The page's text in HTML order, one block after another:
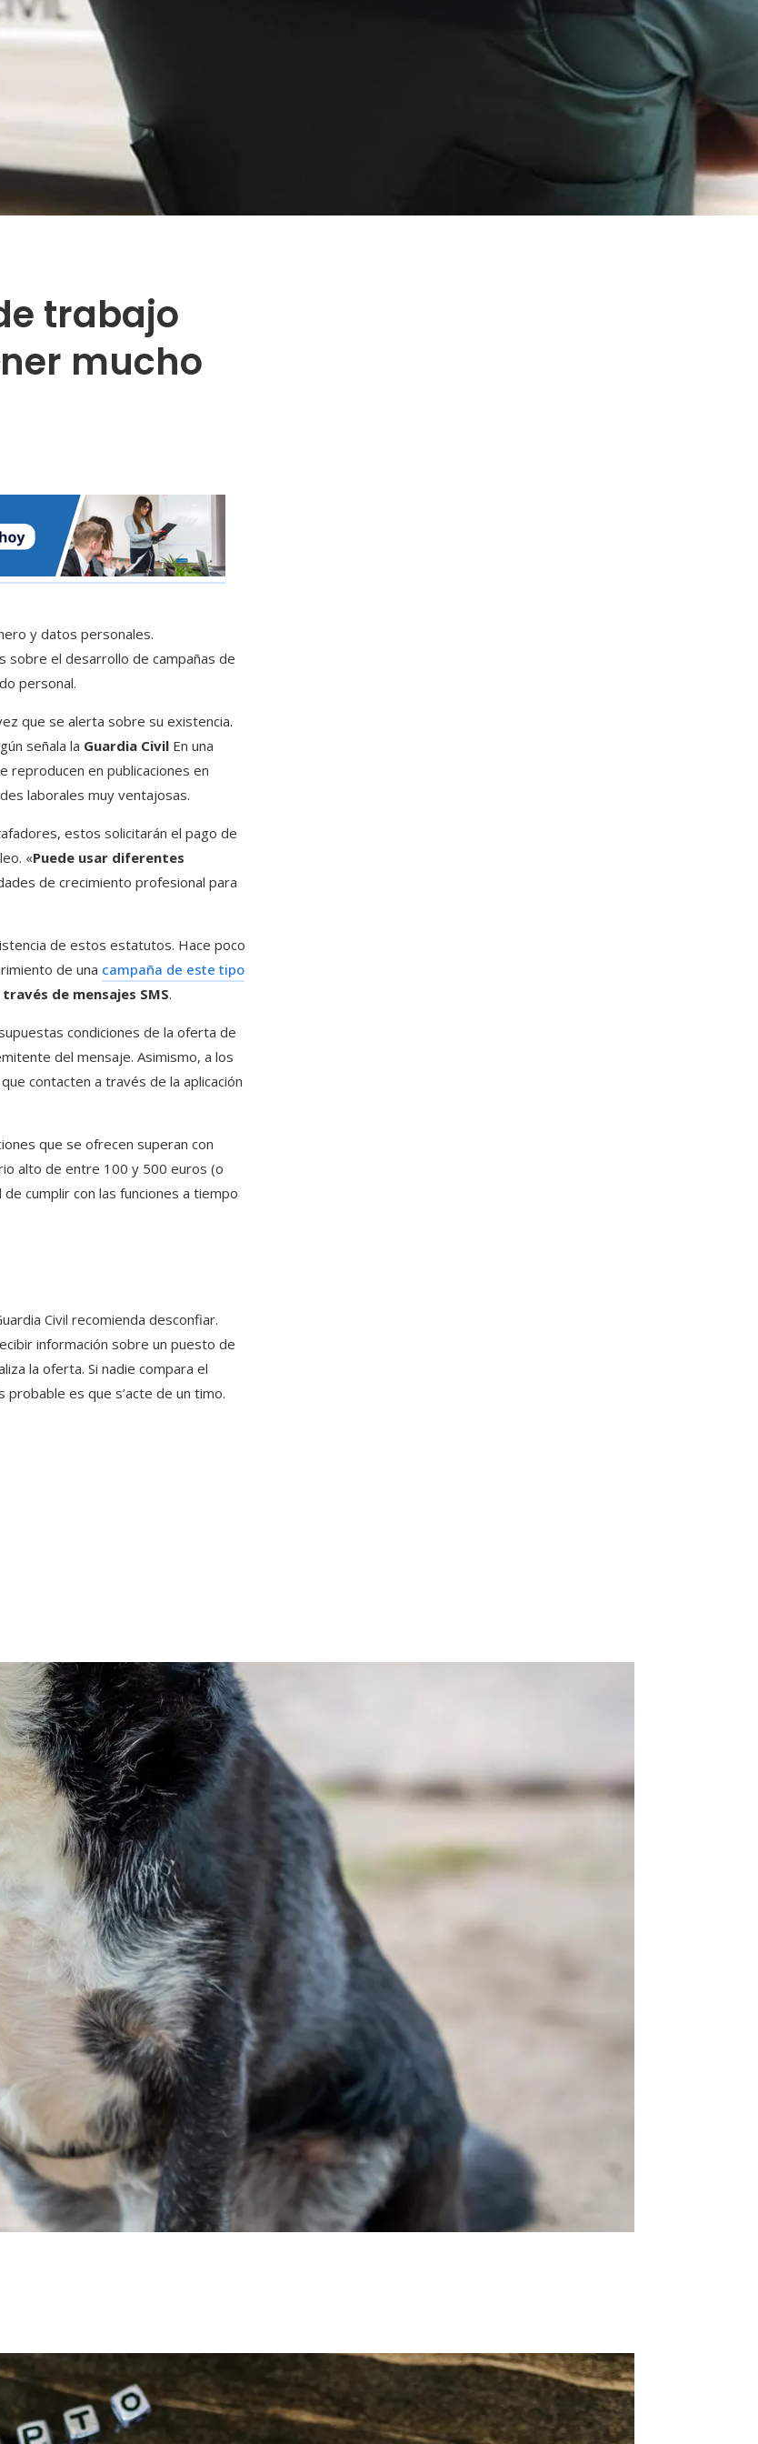
trabajo
mucho
y datos personales.
sobre el desarrollo de campañas de
personal.
que se alerta sobre su existencia.
señala la Guardia Civil En una
reproducen en publicaciones en
laborales muy ventajosas.
estos solicitarán el pago de
«Puede usar diferentes
de crecimiento profesional para
de estos estatutos. Hace poco
de una campaña de este tipo
de mensajes SMS.
condiciones de la oferta de
del mensaje. Asimismo, a los
contacten a través de la aplicación
que se ofrecen superan con
alto de entre 100 y 500 euros (o
cumplir con las funciones a tiempo
Civil recomienda desconfiar.
información sobre un puesto de
la oferta. Si nadie compara el
probable es que s’acte de un timo.